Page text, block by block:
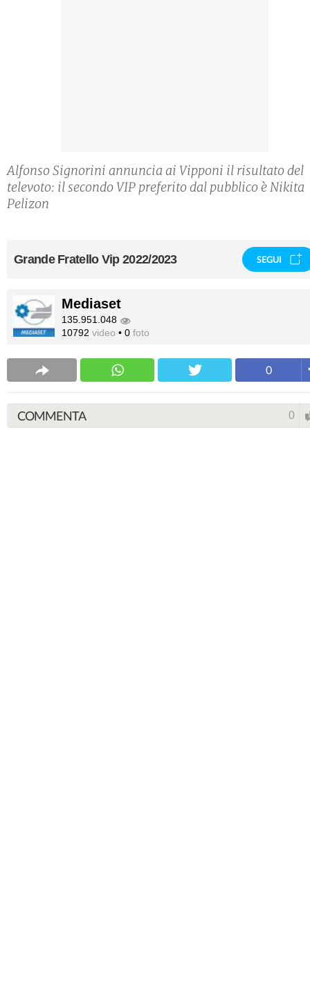
Alfonso Signorini annuncia ai Vipponi il risultato del
televoto: il secondo VIP preferito dal pubblico è Nikita
Pelizon
Grande Fratello Vip 2022/2023 SEGUI
Mediaset
135.951.048
10792 video • 0 foto
0
COMMENTA 0